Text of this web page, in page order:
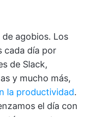
agobios. Los
cada día por
de Slack,
y mucho más,
la productividad.
el día con